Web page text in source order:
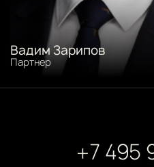
Вадим Зарипов
Партнер
+7 495